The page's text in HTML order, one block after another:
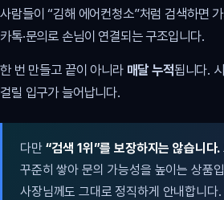
사람들이 “김해 에어컨청소”처럼 검색하면
카톡·문의로 손님이 연결되는 구조입니다.
한 번 만들고 끝이 아니라 매달 누적됩니다.
걸릴 입구가 늘어납니다.
다만 “검색 1위”를 보장하지는 않습니다.
꾸준히 쌓아 문의 가능성을 높이는 상품
사장님께도 그대로 정직하게 안내합니다.